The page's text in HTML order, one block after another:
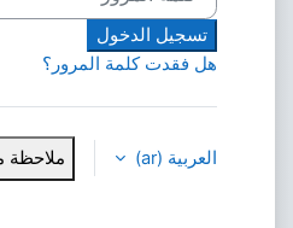
تسجيل الدخول
هل فقدت كلمة المرور؟
العربية ‎(ar)‎ ملاحظة